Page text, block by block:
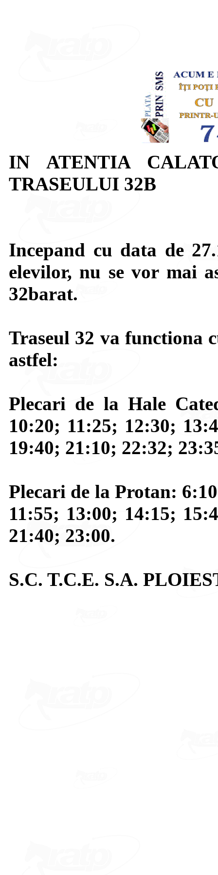
IN ATENTIA
TRASEULUI 32B
Incepand cu data de
elevilor, nu se vor mai
32barat.
Traseul 32 va functiona
astfel:
Plecari de la Hale
10:20; 11:25; 12:30;
19:40; 21:10; 22:32;
Plecari de la Protan:
11:55; 13:00; 14:15;
21:40; 23:00.
S.C. T.C.E. S.A.